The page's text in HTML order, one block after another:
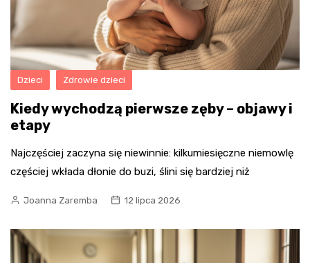
Dzieci Zdrowie dzieci
Kiedy wychodzą pierwsze zęby – objawy i
etapy
Najczęściej zaczyna się niewinnie: kilkumiesięczne niemowlę
częściej wkłada dłonie do buzi, ślini się bardziej niż
Joanna Zaremba 12 lipca 2026